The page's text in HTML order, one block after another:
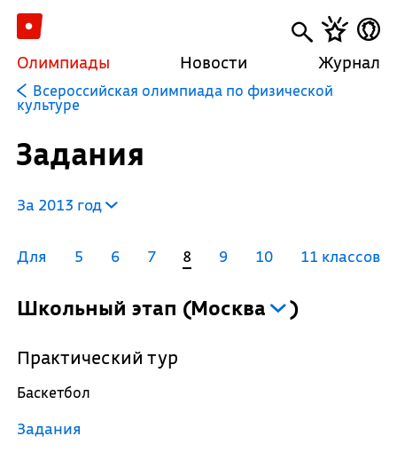
Олимпиады Новости Журнал
Всероссийская олимпиада по физической
культуре
Задания
За 2013 год
Для 5 6 7 8 9 10 11 классов
Школьный этап (Москва )
Практический тур
Баскетбол
Задания